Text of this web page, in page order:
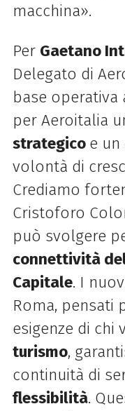
macchina».
Per Gaetano
Delegato di
base operativa
per Aeroitalia
strategico e
volontà di
Crediamo
Cristoforo
può svolgere
connettività
Capitale. I
Roma, pensati
esigenze di chi
turismo,
continuità di
flessibilità.